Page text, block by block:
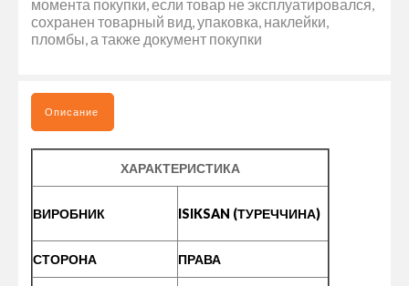
момента покупки, если товар не эксплуатировался,
сохранен товарный вид, упаковка, наклейки,
пломбы, а также документ покупки
Описание
ХАРАКТЕРИСТИКА
ВИРОБНИК ISIKSAN (ТУРЕЧЧИНА)
СТОРОНА ПРАВА